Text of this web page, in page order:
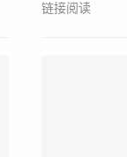
链接阅读